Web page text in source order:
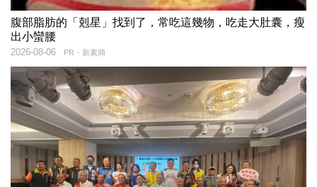
腹部脂肪的「剋星」找到了，常吃這幾物，吃走大肚囊，瘦
出小蠻腰
PR・新素簡
2026-08-06